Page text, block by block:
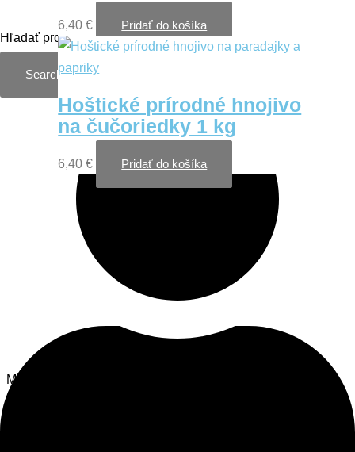
Hľadať produkt
Search
6,40€ Pridať do košíka
Hoštické prírodné hnojivo
na čučoriedky 1 kg
6,40€ Pridať do košíka
Informácie
Menu